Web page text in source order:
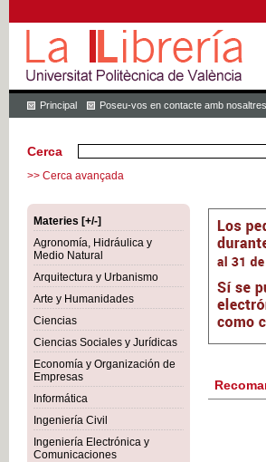
Principal Poseu-vos en contacte amb nosaltres
Cerca
>> Cerca avançada
Materies [+/-]
Agronomía, Hidráulica y
Medio Natural
Arquitectura y Urbanismo
Arte y Humanidades
Ciencias
Ciencias Sociales y Jurídicas
Economía y Organización de
Empresas
Informática
Ingeniería Civil
Ingeniería Electrónica y
Comunicaciones